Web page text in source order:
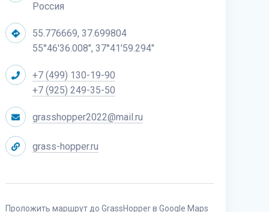
Россия
55.776669, 37.699804
55°46'36.008", 37°41'59.294"
+7 (499) 130-19-90
+7 (925) 249-35-50
grasshopper2022@mail.ru
grass-hopper.ru
Проложить маршрут до GrassHopper вGoogle Maps